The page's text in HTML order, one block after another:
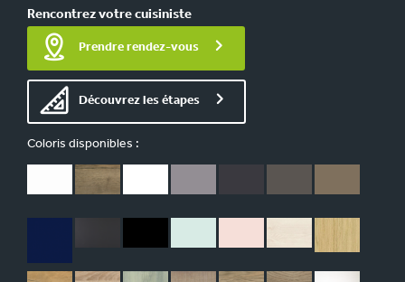
Rencontrez votre cuisiniste
Prendre rendez-vous
Découvrez les étapes
Coloris disponibles :